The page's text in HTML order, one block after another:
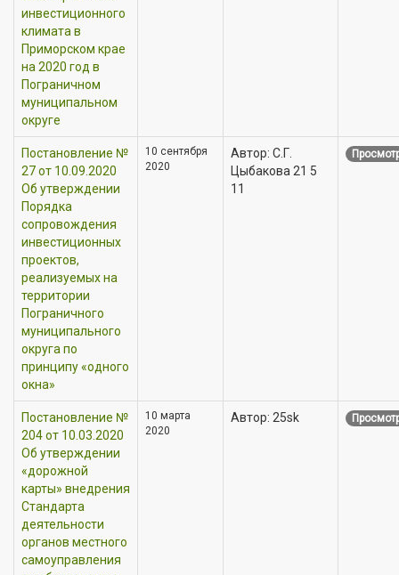
инвестиционного
климата в
Приморском крае
на 2020 год в
Пограничном
муниципальном
округе
Постановление №
27 от 10.09.2020
Об утверждении
Порядка
сопровождения
инвестиционных
проектов,
реализуемых на
территории
Пограничного
муниципального
округа по
принципу «одного
окна»
10 сентября
2020
Автор: С.Г.
Цыбакова 21 5
11
Постановление №
204 от 10.03.2020
Об утверждении
«дорожной
карты» внедрения
Стандарта
деятельности
органов местного
самоуправления
10 марта
2020
Автор: 25sk